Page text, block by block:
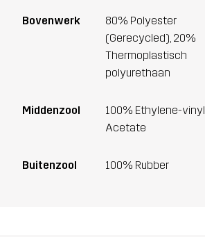
Bovenwerk
80% Polyester
(Gerecycled), 20%
Thermoplastisch
polyurethaan
Middenzool
100% Ethylene-vinyl
Acetate
Buitenzool 100% Rubber